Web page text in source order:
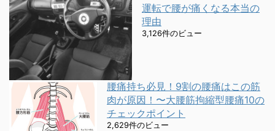
運転で腰が痛くなる本当の
理由
3,126件のビュー
腰痛持ち必見！9割の腰痛はこの筋
肉が原因！〜大腰筋拘縮型腰痛10の
チェックポイント
2,629件のビュー